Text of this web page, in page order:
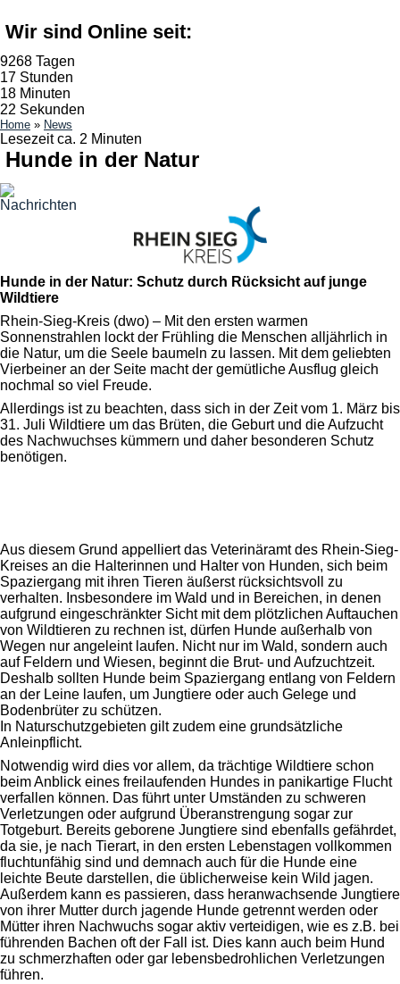
Wir sind Online seit:
9268 Tagen
17 Stunden
18 Minuten
22 Sekunden
Home » News
Lesezeit ca. 2 Minuten
Hunde in der Natur
Hunde in der Natur: Schutz durch Rücksicht auf junge
Wildtiere
Rhein-Sieg-Kreis (dwo) – Mit den ersten warmen
Sonnenstrahlen lockt der Frühling die Menschen alljährlich in
die Natur, um die Seele baumeln zu lassen. Mit dem geliebten
Vierbeiner an der Seite macht der gemütliche Ausflug gleich
nochmal so viel Freude.
Allerdings ist zu beachten, dass sich in der Zeit vom 1. März bis
31. Juli Wildtiere um das Brüten, die Geburt und die Aufzucht
des Nachwuchses kümmern und daher besonderen Schutz
benötigen.
Aus diesem Grund appelliert das Veterinäramt des Rhein-Sieg-
Kreises an die Halterinnen und Halter von Hunden, sich beim
Spaziergang mit ihren Tieren äußerst rücksichtsvoll zu
verhalten. Insbesondere im Wald und in Bereichen, in denen
aufgrund eingeschränkter Sicht mit dem plötzlichen Auftauchen
von Wildtieren zu rechnen ist, dürfen Hunde außerhalb von
Wegen nur angeleint laufen. Nicht nur im Wald, sondern auch
auf Feldern und Wiesen, beginnt die Brut- und Aufzuchtzeit.
Deshalb sollten Hunde beim Spaziergang entlang von Feldern
an der Leine laufen, um Jungtiere oder auch Gelege und
Bodenbrüter zu schützen.
In Naturschutzgebieten gilt zudem eine grundsätzliche
Anleinpflicht.
Notwendig wird dies vor allem, da trächtige Wildtiere schon
beim Anblick eines freilaufenden Hundes in panikartige Flucht
verfallen können. Das führt unter Umständen zu schweren
Verletzungen oder aufgrund Überanstrengung sogar zur
Totgeburt. Bereits geborene Jungtiere sind ebenfalls gefährdet,
da sie, je nach Tierart, in den ersten Lebenstagen vollkommen
fluchtunfähig sind und demnach auch für die Hunde eine
leichte Beute darstellen, die üblicherweise kein Wild jagen.
Außerdem kann es passieren, dass heranwachsende Jungtiere
von ihrer Mutter durch jagende Hunde getrennt werden oder
Mütter ihren Nachwuchs sogar aktiv verteidigen, wie es z.B. bei
führenden Bachen oft der Fall ist. Dies kann auch beim Hund
zu schmerzhaften oder gar lebensbedrohlichen Verletzungen
führen.